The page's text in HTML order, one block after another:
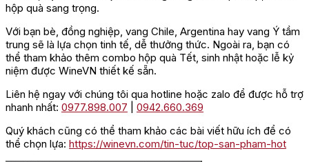
hộp quà sang trọng.
Với bạn bè, đồng nghiệp, vang Chile, Argentina hay vang Ý tầm
trung sẽ là lựa chọn tinh tế, dễ thưởng thức. Ngoài ra, bạn có
thể tham khảo thêm combo hộp quà Tết, sinh nhật hoặc lễ kỷ
niệm được WineVN thiết kế sẵn.
Liên hệ ngay với chúng tôi qua hotline hoặc zalo để được hỗ trợ
nhanh nhất: 0977.898.007
0942.660.369
Quý khách cũng có thể tham khảo các bài viết hữu ích để có
thể chọn lựa: https://winevn.com/tin-tuc/top-san-pham-hot